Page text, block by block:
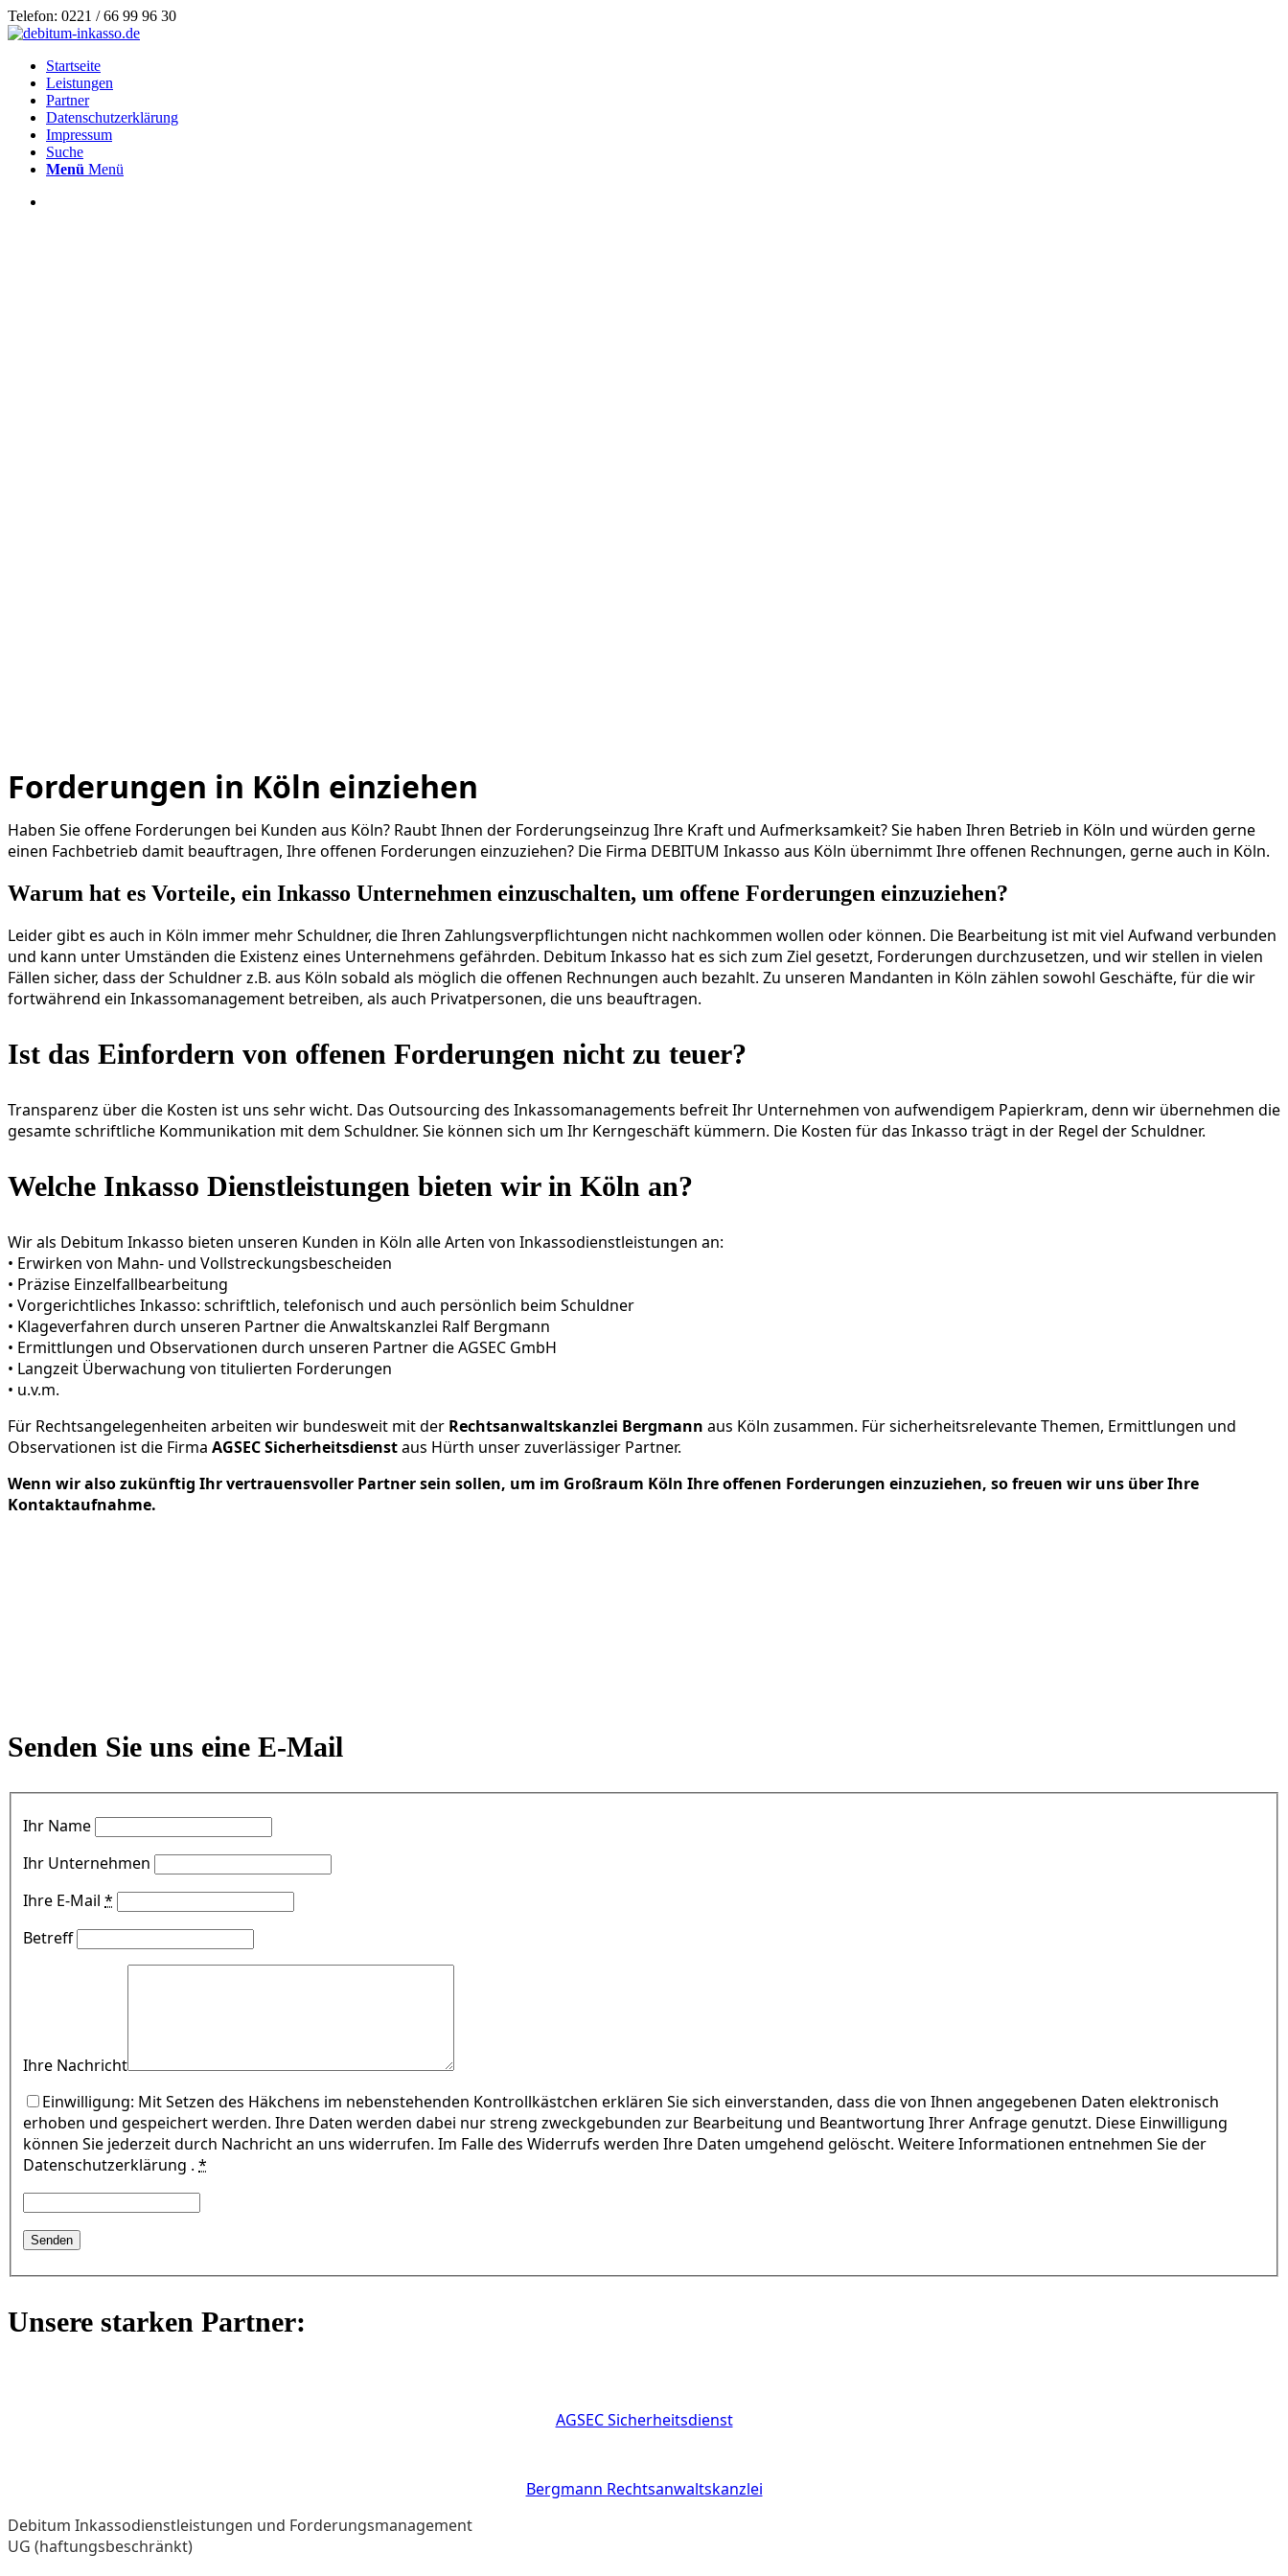
Telefon: 0221 / 66 99 96 30
Startseite
Leistungen
Partner
Datenschutzerklärung
Impressum
Suche
Menü Menü
Forderungen in Köln einziehen
Haben Sie offene Forderungen bei Kunden aus Köln? Raubt Ihnen der Forderungseinzug Ihre Kraft und Aufmerksamkeit? Sie haben Ihren Betrieb in Köln und würden gerne
einen Fachbetrieb damit beauftragen, Ihre offenen Forderungen einzuziehen? Die Firma DEBITUM Inkasso aus Köln übernimmt Ihre offenen Rechnungen, gerne auch in Köln.
Warum hat es Vorteile, ein Inkasso Unternehmen einzuschalten, um offene Forderungen einzuziehen?
Leider gibt es auch in Köln immer mehr Schuldner, die Ihren Zahlungsverpflichtungen nicht nachkommen wollen oder können. Die Bearbeitung ist mit viel Aufwand verbunden
und kann unter Umständen die Existenz eines Unternehmens gefährden. Debitum Inkasso hat es sich zum Ziel gesetzt, Forderungen durchzusetzen, und wir stellen in vielen
Fällen sicher, dass der Schuldner z.B. aus Köln sobald als möglich die offenen Rechnungen auch bezahlt. Zu unseren Mandanten in Köln zählen sowohl Geschäfte, für die wir
fortwährend ein Inkassomanagement betreiben, als auch Privatpersonen, die uns beauftragen.
Ist das Einfordern von offenen Forderungen nicht zu teuer?
Transparenz über die Kosten ist uns sehr wicht. Das Outsourcing des Inkassomanagements befreit Ihr Unternehmen von aufwendigem Papierkram, denn wir übernehmen die
gesamte schriftliche Kommunikation mit dem Schuldner. Sie können sich um Ihr Kerngeschäft kümmern. Die Kosten für das Inkasso trägt in der Regel der Schuldner.
Welche Inkasso Dienstleistungen bieten wir in Köln an?
Wir als Debitum Inkasso bieten unseren Kunden in Köln alle Arten von Inkassodienstleistungen an:
• Erwirken von Mahn- und Vollstreckungsbescheiden
• Präzise Einzelfallbearbeitung
• Vorgericht­liches Inkasso: schriftlich, telefonisch und auch persönlich beim Schuldner
• Klageverfahren durch unseren Partner die Anwaltskanzlei Ralf Bergmann
• Ermittlungen und Observationen durch unseren Partner die AGSEC GmbH
• Langzeit Überwachung von titulierten Forderungen
• u.v.m.
Für Rechtsangelegenheiten arbeiten wir bundesweit mit der Rechtsanwaltskanzlei Bergmann aus Köln zusammen. Für sicherheitsrelevante Themen, Ermittlungen und
Observationen ist die Firma AGSEC Sicherheitsdienstaus Hürth unser zuverlässiger Partner.
Wenn wir also zukünftig Ihr vertrauensvoller Partner sein sollen, um im Großraum Köln Ihre offenen Forderungen einzuziehen, so freuen wir uns über Ihre
Kontaktaufnahme.
Senden Sie uns eine E-Mail
Ihr Name
Ihr Unternehmen
Ihre E-Mail *
Betreff
Ihre Nachricht
Einwilligung: Mit Setzen des Häkchens im nebenstehenden Kontrollkästchen erklären Sie sich einverstanden, dass die von Ihnen angegebenen Daten elektronisch
erhoben und gespeichert werden. Ihre Daten werden dabei nur streng zweckgebunden zur Bearbeitung und Beantwortung Ihrer Anfrage genutzt. Diese Einwilligung
können Sie jederzeit durch Nachricht an uns widerrufen. Im Falle des Widerrufs werden Ihre Daten umgehend gelöscht. Weitere Informationen entnehmen Sie der
Datenschutzerklärung . *
Unsere starken Partner:
AGSEC Sicherheitsdienst
Bergmann Rechtsanwaltskanzlei
Debitum Inkassodienstleistungen und Forderungsmanagement
UG (haftungsbeschränkt)